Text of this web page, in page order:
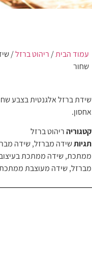
עמוד הבית/ ריהוט ברזל/
שחור
שידת ברזל אלגנטית בצבע
אחסון.
קטגוריה ריהוט ברזל
תגיותשידה מברזל,שידה
ממתכת,שידה ממתכת
מברזל,שידה מעוצבת